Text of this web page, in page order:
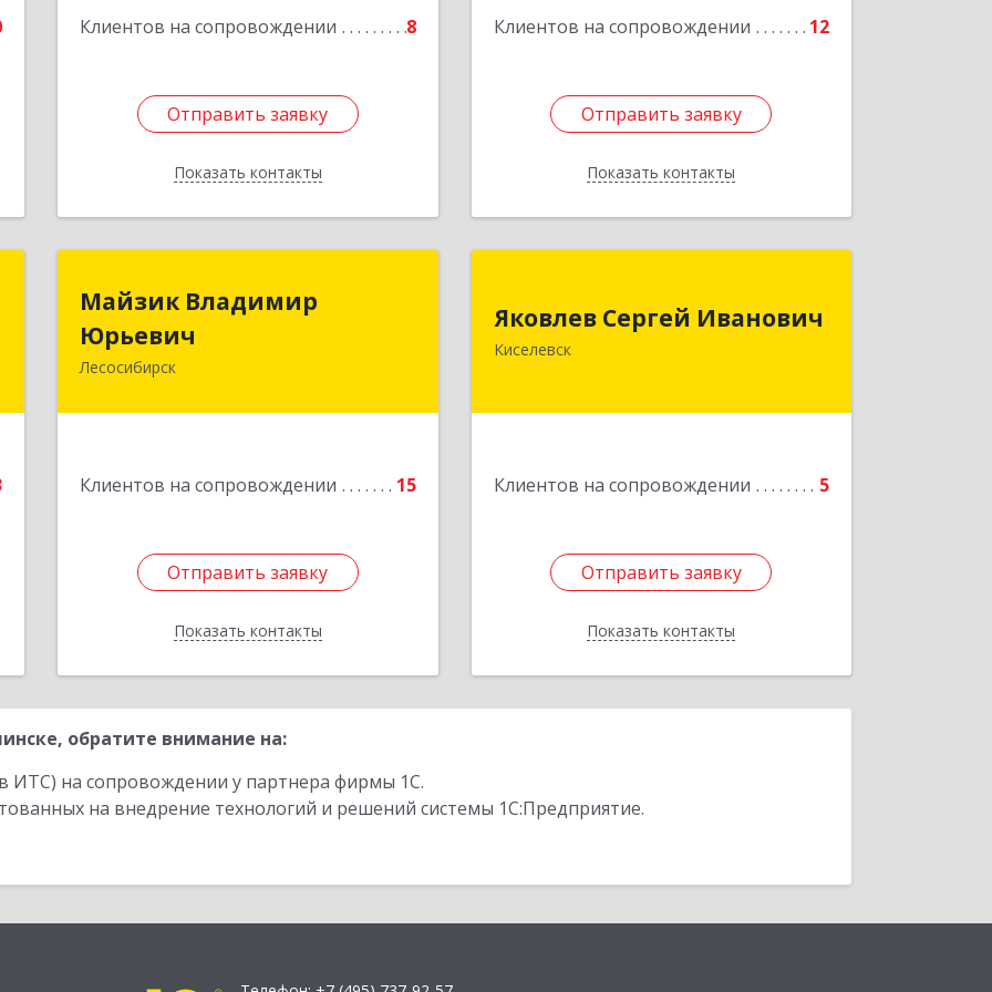
Клиентов на сопровождении 8
Отправить заявку
Показать контакты
Отправить заявку
Назад
Клиентов на сопровождении 12
Отправить заявку
Показать контакты
Отправить заявку
Назад
Майзик Владимир
Юрьевич
Лесосибирск
Клиентов на сопровождении 15
Отправить заявку
Показать контакты
Юрьевич
Отправить заявку
Назад
Яковлев Сергей Иванович
Киселевск
Клиентов на сопровождении 5
Отправить заявку
Показать контакты
650002, Кемеровская обл, г.Кемерово,
пр-т Шахтеров, дом № 90, кв.104
Подробнее
Отправить заявку
Назад
обратите внимание на:
ИТС) на сопровождении у партнера фирмы 1С.
на внедрение технологий и решений системы 1С:Предприятие.